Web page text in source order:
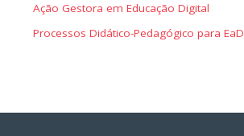
Ação Gestora em Educação Digital
Processos Didático-Pedagógico para EaD